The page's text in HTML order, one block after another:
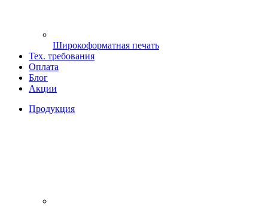
Широкоформатная печать
Тех. требования
Оплата
Блог
Акции
Продукция